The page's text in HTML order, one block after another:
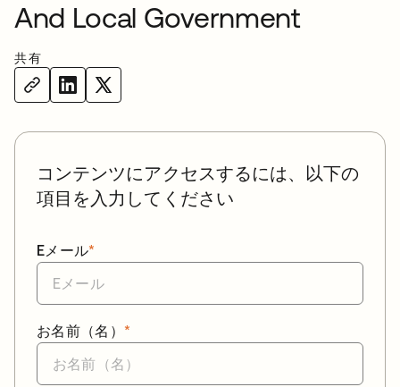
And Local Government
共有
コンテンツにアクセスするには、以下の
項目を入力してください
*
Eメール
*
お名前（名）